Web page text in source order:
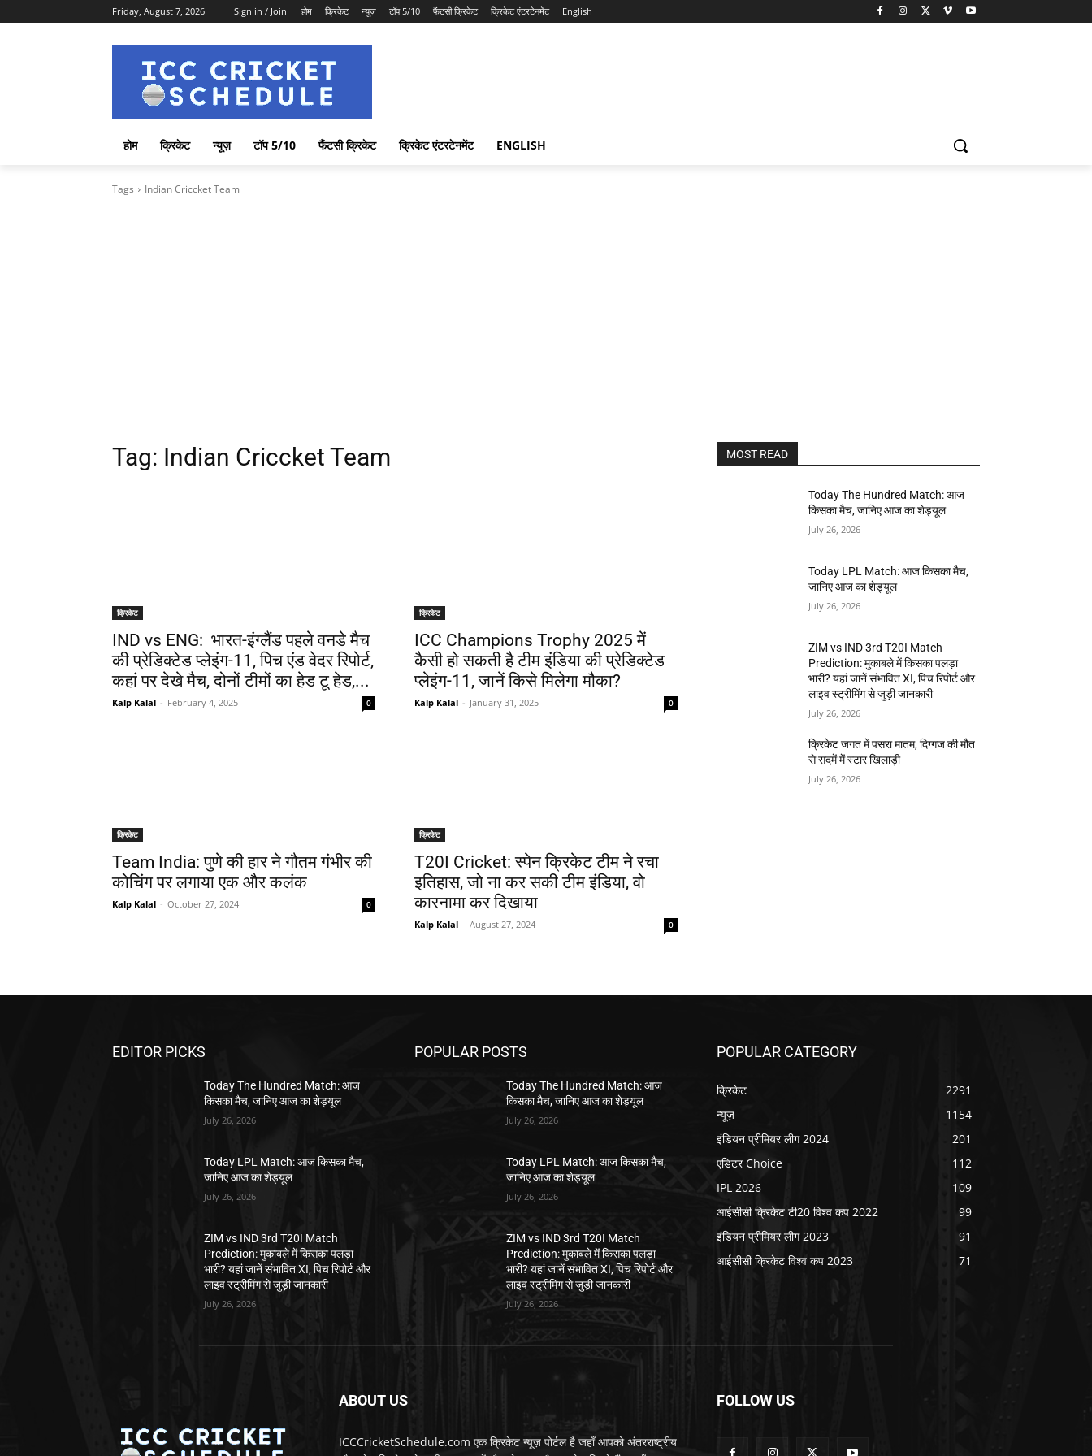
Friday, August 7, 2026 Sign in / Join होम क्रिकेट न्यूज़ टॉप 5/10 फैंटसी क्रिकेट क्रिकेट एंटरटेनमेंट English
होम क्रिकेट न्यूज़ टॉप 5/10 फैंटसी क्रिकेट क्रिकेट एंटरटेनमेंट ENGLISH
Tags Indian Criccket Team
Tag: Indian Criccket Team
क्रिकेट
IND vs ENG: भारत-इंग्लैंड पहले वनडे मैच
की प्रेडिक्टेड प्लेइंग-11, पिच एंड वेदर रिपोर्ट,
कहां पर देखे मैच, दोनों टीमों का हेड टू हेड,...
Kalp Kalal - February 4, 2025 0
क्रिकेट
ICC Champions Trophy 2025 में
कैसी हो सकती है टीम इंडिया की प्रेडिक्टेड
प्लेइंग-11, जानें किसे मिलेगा मौका?
Kalp Kalal - January 31, 2025 0
क्रिकेट
Team India: पुणे की हार ने गौतम गंभीर की
कोचिंग पर लगाया एक और कलंक
Kalp Kalal - October 27, 2024 0
क्रिकेट
T20I Cricket: स्पेन क्रिकेट टीम ने रचा
इतिहास, जो ना कर सकी टीम इंडिया, वो
कारनामा कर दिखाया
Kalp Kalal - August 27, 2024 0
MOST READ
Today The Hundred Match: आज
किसका मैच, जानिए आज का शेड्यूल
July 26, 2026
Today LPL Match: आज किसका मैच,
जानिए आज का शेड्यूल
July 26, 2026
ZIM vs IND 3rd T20I Match
Prediction: मुकाबले में किसका पलड़ा
भारी? यहां जानें संभावित XI, पिच रिपोर्ट और
लाइव स्ट्रीमिंग से जुड़ी जानकारी
July 26, 2026
क्रिकेट जगत में पसरा मातम, दिग्गज की मौत
से सदमें में स्टार खिलाड़ी
July 26, 2026
EDITOR PICKS
Today The Hundred Match: आज
किसका मैच, जानिए आज का शेड्यूल
July 26, 2026
Today LPL Match: आज किसका मैच,
जानिए आज का शेड्यूल
July 26, 2026
ZIM vs IND 3rd T20I Match
Prediction: मुकाबले में किसका पलड़ा
भारी? यहां जानें संभावित XI, पिच रिपोर्ट और
लाइव स्ट्रीमिंग से जुड़ी जानकारी
July 26, 2026
POPULAR POSTS
Today The Hundred Match: आज
किसका मैच, जानिए आज का शेड्यूल
July 26, 2026
Today LPL Match: आज किसका मैच,
जानिए आज का शेड्यूल
July 26, 2026
ZIM vs IND 3rd T20I Match
Prediction: मुकाबले में किसका पलड़ा
भारी? यहां जानें संभावित XI, पिच रिपोर्ट और
लाइव स्ट्रीमिंग से जुड़ी जानकारी
July 26, 2026
POPULAR CATEGORY
क्रिकेट
2291
न्यूज़
1154
इंडियन प्रीमियर लीग 2024
201
एडिटर Choice
112
IPL 2026
109
आईसीसी क्रिकेट टी20 विश्व कप 2022
99
इंडियन प्रीमियर लीग 2023
91
आईसीसी क्रिकेट विश्व कप 2023
71
ABOUT US
ICCCricketSchedule.com एक क्रिकेट न्यूज़ पोर्टल है जहाँ आपको अंतरराष्ट्रीय
FOLLOW US